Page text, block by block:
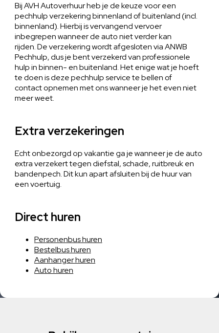
Bij AVH Autoverhuur heb je de keuze voor een
pechhulp verzekering binnenland of buitenland (incl.
binnenland). Hierbij is vervangend vervoer
inbegrepen wanneer de auto niet verder kan
rijden. De verzekering wordt afgesloten via ANWB
Pechhulp, dus je bent verzekerd van professionele
hulp in binnen- en buitenland. Het enige wat je hoeft
te doen is deze pechhulp service te bellen of
contact opnemen met ons wanneer je het even niet
meer weet.
Extra verzekeringen
Echt onbezorgd op vakantie ga je wanneer je de auto
extra verzekert tegen diefstal, schade, ruitbreuk en
bandenpech. Dit kun apart afsluiten bij de huur van
een voertuig.
Direct huren
Personenbus huren
Bestelbus huren
Aanhanger huren
Auto huren